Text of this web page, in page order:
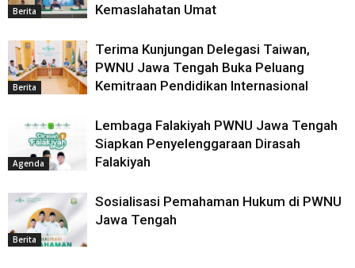
Berita
Kemaslahatan Umat
Berita
‎Terima Kunjungan Delegasi Taiwan,
PWNU Jawa Tengah Buka Peluang
Kemitraan Pendidikan Internasional ‎
Agenda
Lembaga Falakiyah PWNU Jawa Tengah
Siapkan Penyelenggaraan Dirasah
Falakiyah
Berita
Sosialisasi Pemahaman Hukum di PWNU
Jawa Tengah